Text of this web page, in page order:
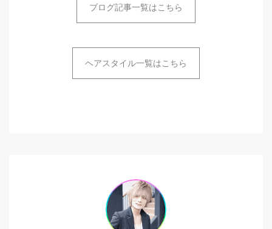
ブログ記事一覧はこちら
ヘアスタイル一覧はこちら